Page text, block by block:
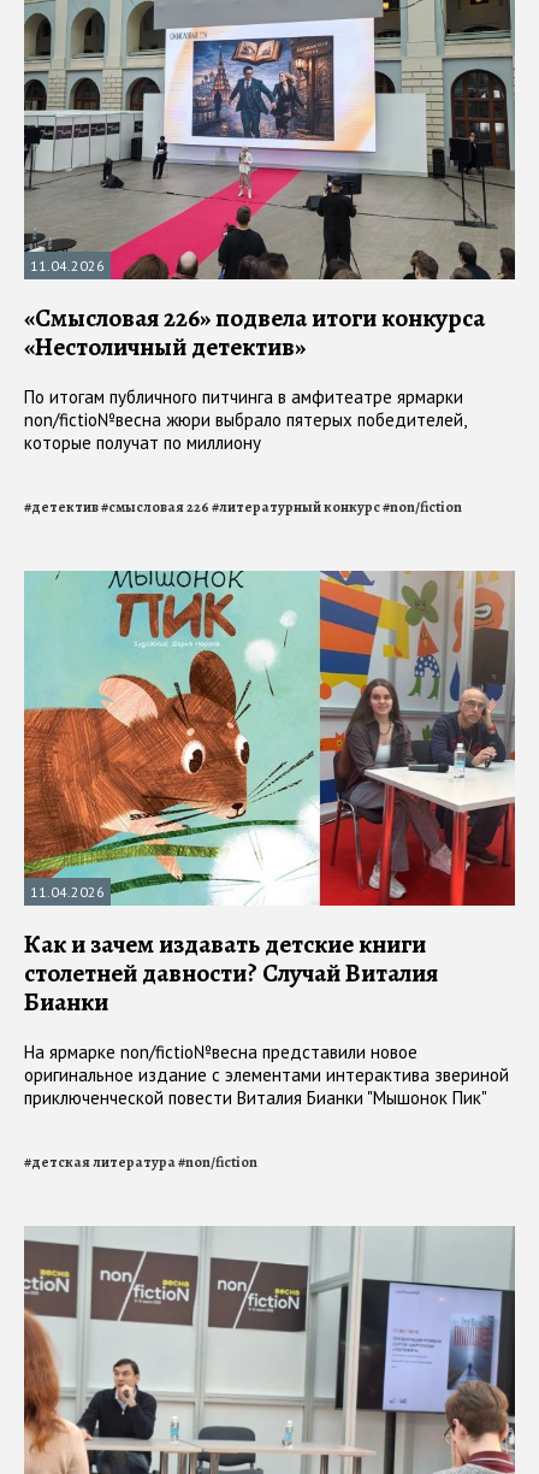
11.04.2026
«Смысловая 226» подвела итоги конкурса
«Нестоличный детектив»
По итогам публичного питчинга в амфитеатре ярмарки
non/fictio№весна жюри выбрало пятерых победителей,
которые получат по миллиону
#детектив#смысловая 226#литературный конкурс#non/fiction
11.04.2026
Как и зачем издавать детские книги
столетней давности? Случай Виталия
Бианки
На ярмарке non/fictio№весна представили новое
оригинальное издание с элементами интерактива звериной
приключенческой повести Виталия Бианки "Мышонок Пик"
#детская литература#non/fiction